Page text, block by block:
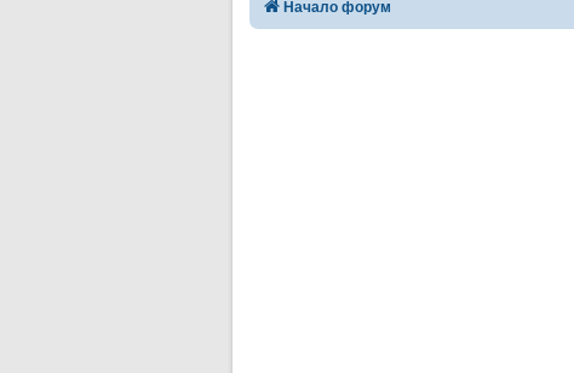
Начало форум